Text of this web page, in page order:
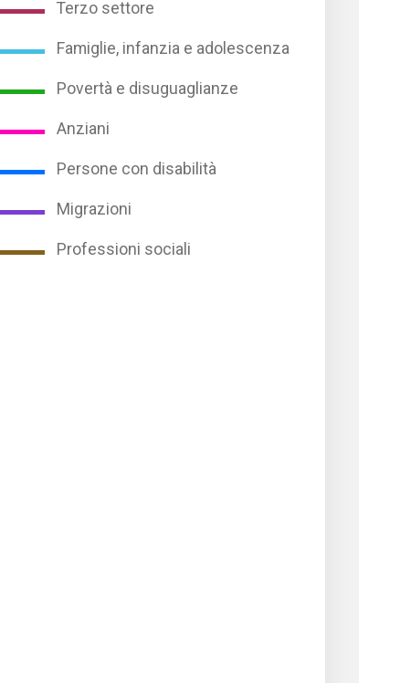
Terzo settore
Famiglie, infanzia e adolescenza
Povertà e disuguaglianze
Anziani
Persone con disabilità
Migrazioni
Professioni sociali